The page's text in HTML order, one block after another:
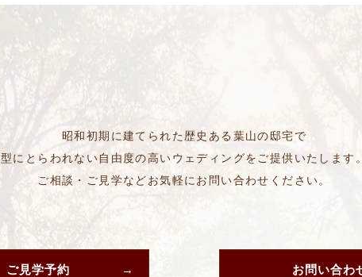
昭和初期に建てられた歴史ある葉山の邸宅で
型にとらわれない自由度の高いウェディングをご提供いたします
ご相談・ご見学などお気軽にお問い合わせください。
ご見学予約 お問い合わ